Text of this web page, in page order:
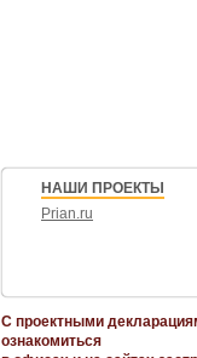
НАШИ ПРОЕКТЫ
Prian.ru
С проектными
ознакомиться